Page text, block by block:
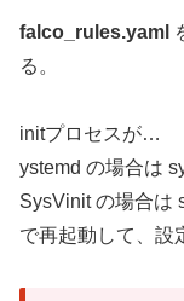
falco_rules.yaml
る。
initプロセスが…
ystemd の場合は
SysVinit の場合は
で再起動して、設